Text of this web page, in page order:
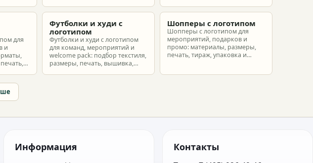
разные бюджеты.
партнеров и сотрудников.
для
и
Футболки и худи с
логотипом
Футболки и худи с логотипом
для команд, мероприятий и
welcome pack: подбор текстиля,
размеры, печать, вышивка,
Шопперы с логотипом
Шопперы с логотипом для
мероприятий, подарков и
промо: материалы, размеры,
печать, тираж, упаковка и
Информация Контакты